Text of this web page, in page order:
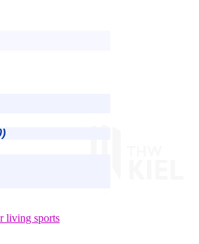
living sports